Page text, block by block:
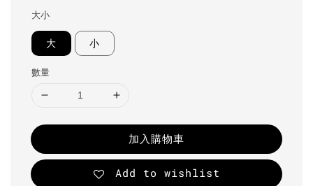
大小
大 小
數量
加入購物車
Add to wishlist